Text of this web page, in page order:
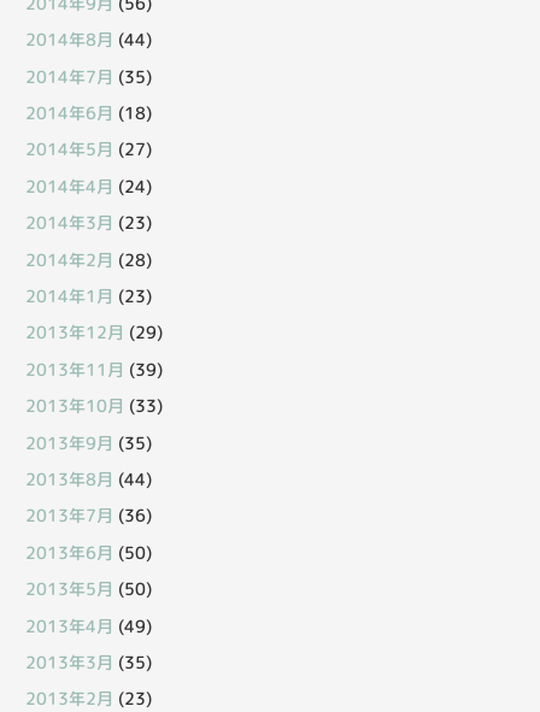
2014年8月 (44)
2014年7月 (35)
2014年6月 (18)
2014年5月 (27)
2014年4月 (24)
2014年3月 (23)
2014年2月 (28)
2014年1月 (23)
2013年12月 (29)
2013年11月 (39)
2013年10月 (33)
2013年9月 (35)
2013年8月 (44)
2013年7月 (36)
2013年6月 (50)
2013年5月 (50)
2013年4月 (49)
2013年3月 (35)
2013年2月 (23)